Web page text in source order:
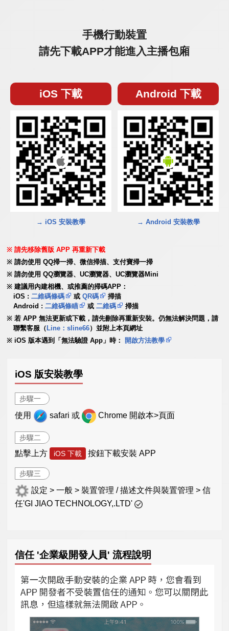
手機行動裝置
請先下載APP才能進入主播包廂
iOS 下載
→ iOS 安裝教學
Android 下載
→ Android 安裝教學
請先移除舊版 APP 再重新下載
請勿使用 QQ掃一掃、微信掃描、支付寶掃一掃
請勿使用 QQ瀏覽器、UC瀏覽器、UC瀏覽器Mini
建議用內建相機、或推薦的掃碼APP：
iOS :二維碼條碼 或QR碼
掃描
Android :二維碼條瞄 或二維碼
掃描
若 APP 無法更新或下載，請先刪除再重新安裝。仍無法解決問題，請
聯繫客服（ Line：sline66）並附上本頁網址
iOS 版本遇到「無法驗證 App」時：
開啟方法教學
iOS 版安裝教學
步驟一
使用 safari 或 Chrome 開啟本>頁面
步驟二
點擊上方 iOS 下載 按鈕下載安裝 APP
步驟三
設定 > 一般 > 裝置管理 / 描述文件與裝置管理 > 信
任'GI JIAO TECHNOLOGY,.LTD'
信任 '企業級開發人員' 流程說明